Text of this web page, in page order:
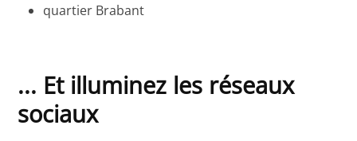
quartier Brabant
... Et illuminez les réseaux
sociaux